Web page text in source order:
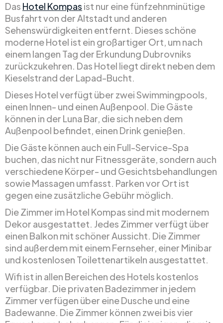
Das Hotel Kompas ist nur eine fünfzehnminütige
Busfahrt von der Altstadt und anderen
Sehenswürdigkeiten entfernt. Dieses schöne
moderne Hotel ist ein großartiger Ort, um nach
einem langen Tag der Erkundung Dubrovniks
zurückzukehren. Das Hotel liegt direkt neben dem
Kieselstrand der Lapad-Bucht.
Dieses Hotel verfügt über zwei Swimmingpools,
einen Innen- und einen Außenpool. Die Gäste
können in der Luna Bar, die sich neben dem
Außenpool befindet, einen Drink genießen.
Die Gäste können auch ein Full-Service-Spa
buchen, das nicht nur Fitnessgeräte, sondern auch
verschiedene Körper- und Gesichtsbehandlungen
sowie Massagen umfasst. Parken vor Ort ist
gegen eine zusätzliche Gebühr möglich.
Die Zimmer im Hotel Kompas sind mit modernem
Dekor ausgestattet. Jedes Zimmer verfügt über
einen Balkon mit schöner Aussicht. Die Zimmer
sind außerdem mit einem Fernseher, einer Minibar
und kostenlosen Toilettenartikeln ausgestattet.
Wifi ist in allen Bereichen des Hotels kostenlos
verfügbar. Die privaten Badezimmer in jedem
Zimmer verfügen über eine Dusche und eine
Badewanne. Die Zimmer können zwei bis vier